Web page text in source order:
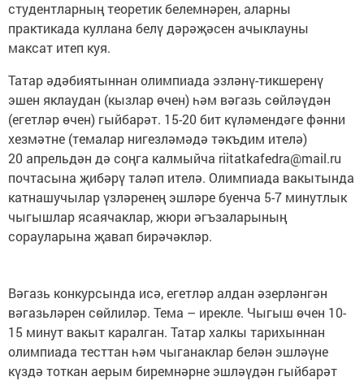
студентларның теоретик белемнәрен, аларны
практикада куллана белү дәрәҗәсен ачыклауны
максат итеп куя.
Татар әдәбиятыннан олимпиада эзләнү-тикшеренү
эшен яклаудан (кызлар өчен) һәм вәгазь сөйләүдән
(егетләр өчен) гыйбарәт. 15-20 бит күләмендәге фәнни
хезмәтне (темалар нигезләмәдә тәкъдим ителә)
20 апрельдән дә соңга калмыйча riitatkafedra@mail.ru
почтасына җибәрү таләп ителә. Олимпиада вакытында
катнашучылар үзләренең эшләре буенча 5-7 минутлык
чыгышлар ясаячаклар, жюри әгъзаларының
сорауларына җавап бирәчәкләр.
Вәгазь конкурсында исә, егетләр алдан әзерләнгән
вәгазьләрен сөйлиләр. Тема – ирекле. Чыгыш өчен 10-
15 минут вакыт каралган. Татар халкы тарихыннан
олимпиада тесттан һәм чыганаклар белән эшләүне
күздә тоткан аерым биремнәрне эшләүдән гыйбарәт